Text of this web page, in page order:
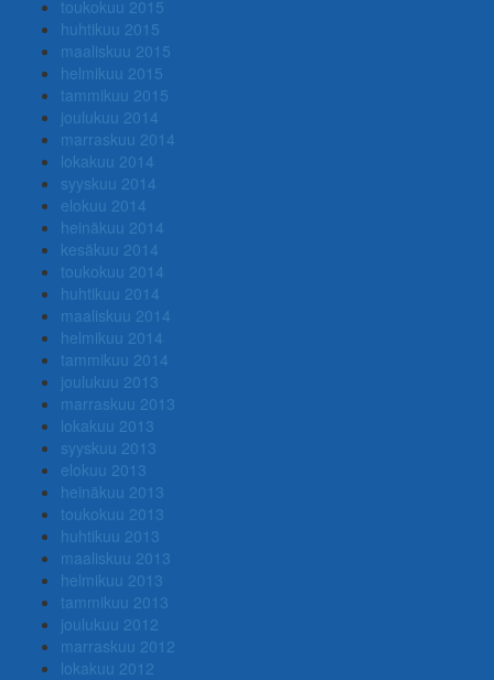
toukokuu 2015
huhtikuu 2015
maaliskuu 2015
helmikuu 2015
tammikuu 2015
joulukuu 2014
marraskuu 2014
lokakuu 2014
syyskuu 2014
elokuu 2014
heinäkuu 2014
kesäkuu 2014
toukokuu 2014
huhtikuu 2014
maaliskuu 2014
helmikuu 2014
tammikuu 2014
joulukuu 2013
marraskuu 2013
lokakuu 2013
syyskuu 2013
elokuu 2013
heinäkuu 2013
toukokuu 2013
huhtikuu 2013
maaliskuu 2013
helmikuu 2013
tammikuu 2013
joulukuu 2012
marraskuu 2012
lokakuu 2012